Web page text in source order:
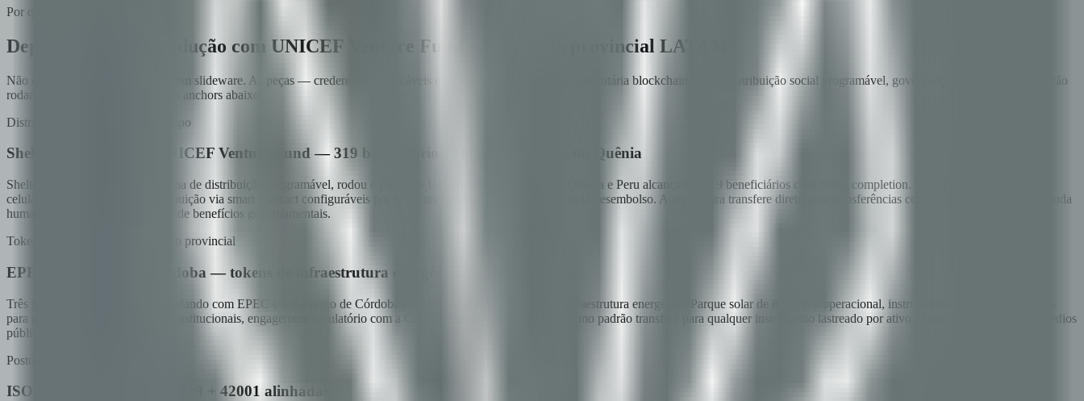
Por que Xcapit
Deployments em produção com UNICEF Venture Fund e um estado provincial LATAM
Não estamos pedindo que confie em slideware. As peças — credenciais verificáveis em campo, transparência orçamentária blockchain-based, distribuição social programável, governança ISO 27001 — já estão
rodando para nossos clientes. Três anchors abaixo.
Distribuição programável em campo
Shelter / AidLink com UNICEF Venture Fund — 319 beneficiários, 100% completion no Quênia
Shelter / AidLink, nossa plataforma de distribuição programável, rodou o piloto da UNICEF Venture Fund no Quênia e Peru alcançando 319 beneficiários com 100% completion. Wallet SMS funciona em
celulares básicos, regras de distribuição via smart contract configuráveis por programa, audit trail on-chain por cada desembolso. A arquitetura transfere direto para transferências condicionadas de dinheiro, ajuda
humanitária e qualquer programa de benefícios governamentais.
Tokenização RWA com um estado provincial
EPEC + Governo de Córdoba — tokens de infraestrutura energética
Três programas de tokenização rodando com EPEC e o Governo de Córdoba para canalizar investimento em infraestrutura energética. Parque solar de 828 kWp operacional, instrumentos on-chain projetados
para participação de investidores institucionais, engagement regulatório com a CNV desde o primeiro dia. O mesmo padrão transfere para qualquer instrumento lastreado por ativo público: rodovias, água, prédios
públicos, habitação social.
Postura alinhada aos padrões
ISO 27001 certificada · 27019 + 42001 alinhadas